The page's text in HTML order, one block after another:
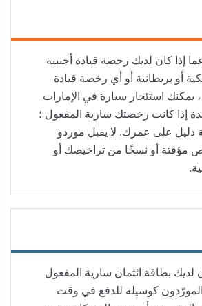
إذا كان لديك رخصة قيادة أجنبية
أو بريطانية أو أي رخصة قيادة
، يمكنك استئجار سيارة في الإمارات
إذا كانت رخصتك سارية المفعول ؛
دليل على عمرك. لا يقبل موردو
مؤقتة أو نسخًا من تراخيصك أو
بطاقة ائتمان سارية المفعول
كوسيلة للدفع في وقت